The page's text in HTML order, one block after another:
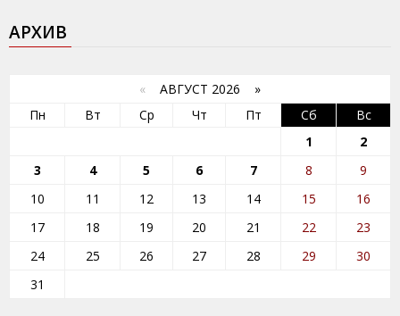
АРХИВ
« АВГУСТ 2026 »
Пн
Вт Ср Чт Пт Сб
Вс
1
2
3
4 5 6 7 8
9
10
11 12 13 14 15
16
17
18 19 20 21 22
23
24
25 26 27 28 29
30
31